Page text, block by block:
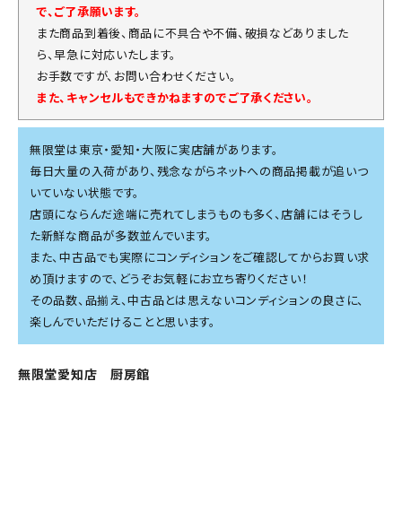
で、ご了承願います。
また商品到着後、商品に不具合や不備、破損などありました
ら、早急に対応いたします。
お手数ですが、お問い合わせください。
また、キャンセルもできかねますのでご了承ください。
無限堂は東京・愛知・大阪に実店舗があります。
毎日大量の入荷があり、残念ながらネットへの商品掲載が追いつ
いていない状態です。
店頭にならんだ途端に売れてしまうものも多く、店舗にはそうし
た新鮮な商品が多数並んでいます。
また、中古品でも実際にコンディションをご確認してからお買い求
め頂けますので、どうぞお気軽にお立ち寄りください！
その品数、品揃え、中古品とは思えないコンディションの良さに、
楽しんでいただけることと思います。
無限堂愛知店 厨房館